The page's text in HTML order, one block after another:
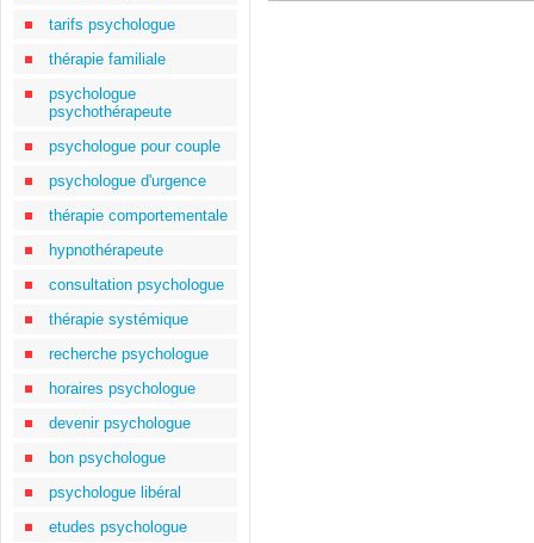
tarifs psychologue
thérapie familiale
psychologue
psychothérapeute
psychologue pour couple
psychologue d'urgence
thérapie comportementale
hypnothérapeute
consultation psychologue
thérapie systémique
recherche psychologue
horaires psychologue
devenir psychologue
bon psychologue
psychologue libéral
etudes psychologue